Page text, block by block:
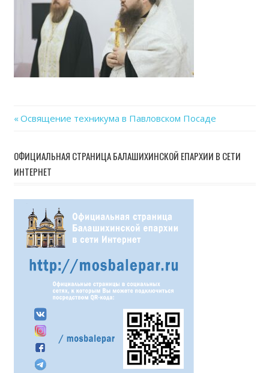
по
записям
Previous
Освящение техникума в Павловском Посаде
ОФИЦИАЛЬНАЯ СТРАНИЦА БАЛАШИХИНСКОЙ ЕПАРХИИ В СЕТИ
ИНТЕРНЕТ